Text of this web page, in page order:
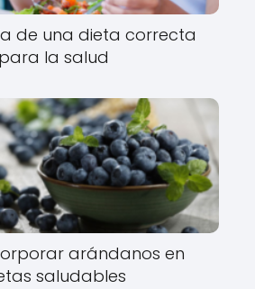
de una dieta correcta
para la salud
arándanos en
saludables